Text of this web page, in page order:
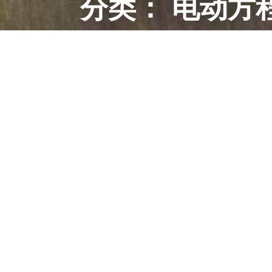
分类： 电动方